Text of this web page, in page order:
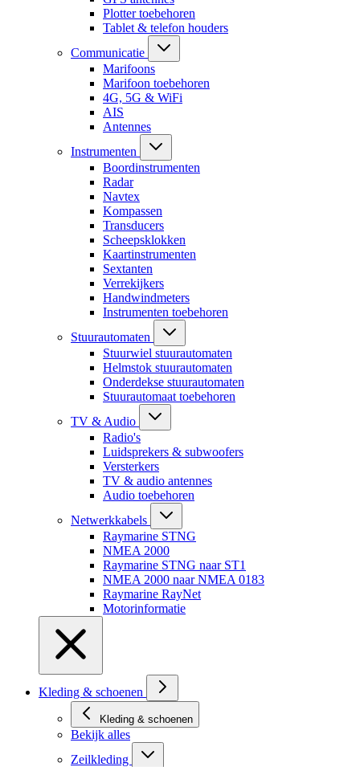
Plotter toebehoren
Tablet & telefon houders
Communicatie
Marifoons
Marifoon toebehoren
4G, 5G & WiFi
AIS
Antennes
Instrumenten
Boordinstrumenten
Radar
Navtex
Kompassen
Transducers
Scheepsklokken
Kaartinstrumenten
Sextanten
Verrekijkers
Handwindmeters
Instrumenten toebehoren
Stuurautomaten
Stuurwiel stuurautomaten
Helmstok stuurautomaten
Onderdekse stuurautomaten
Stuurautomaat toebehoren
TV & Audio
Radio's
Luidsprekers & subwoofers
Versterkers
TV & audio antennes
Audio toebehoren
Netwerkkabels
Raymarine STNG
NMEA 2000
Raymarine STNG naar ST1
NMEA 2000 naar NMEA 0183
Raymarine RayNet
Motorinformatie
Kleding & schoenen
Kleding & schoenen
Bekijk alles
Zeilkleding